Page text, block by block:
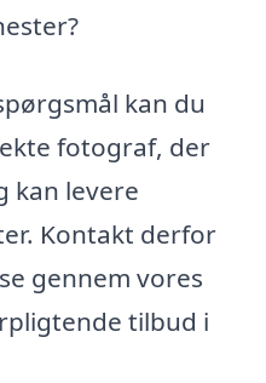
kan du
fotograf, der
kan levere
Kontakt derfor
gennem vores
tilbud i